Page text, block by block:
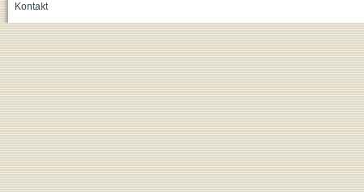
Kontakt